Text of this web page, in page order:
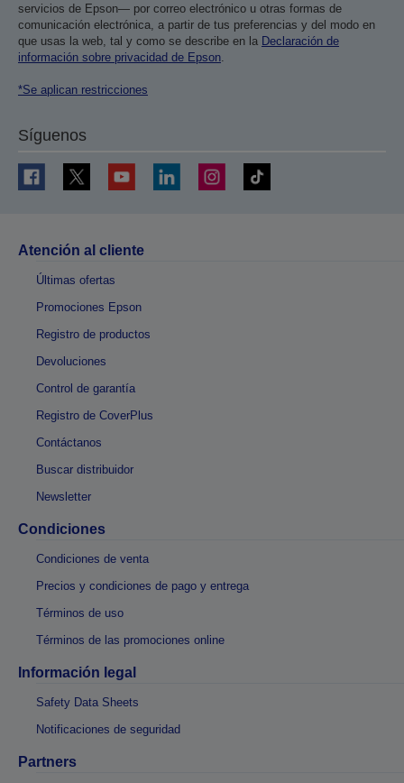
servicios de Epson— por correo electrónico u otras formas de
comunicación electrónica, a partir de tus preferencias y del modo en
que usas la web, tal y como se describe en la Declaración de
información sobre privacidad de Epson
*Se aplican restricciones
Síguenos
Atención al cliente
Últimas ofertas
Promociones Epson
Registro de productos
Devoluciones
Control de garantía
Registro de CoverPlus
Contáctanos
Buscar distribuidor
Newsletter
Condiciones
Condiciones de venta
Precios y condiciones de pago y entrega
Términos de uso
Términos de las promociones online
Información legal
Safety Data Sheets
Notificaciones de seguridad
Partners